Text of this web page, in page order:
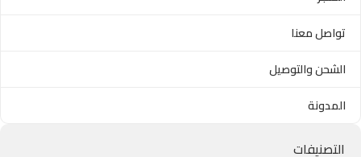
تواصل معنا
الشحن والتوصيل
المدونة
التصنيفات